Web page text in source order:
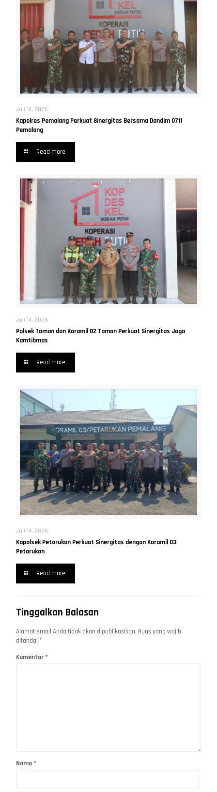
Juli 14, 2026
Kapolres Pemalang Perkuat Sinergitas Bersama Dandim 0711
Pemalang
Read more
Juli 14, 2026
Polsek Taman dan Koramil 02 Taman Perkuat Sinergitas Jaga
Kamtibmas
Read more
Juli 14, 2026
Kapolsek Petarukan Perkuat Sinergitas dengan Koramil 03
Petarukan
Read more
Tinggalkan Balasan
Alamat email Anda tidak akan dipublikasikan. Ruas yang wajib
ditandai *
Komentar *
Nama *